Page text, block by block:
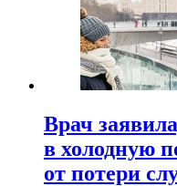
Врач
в холодную
от потери